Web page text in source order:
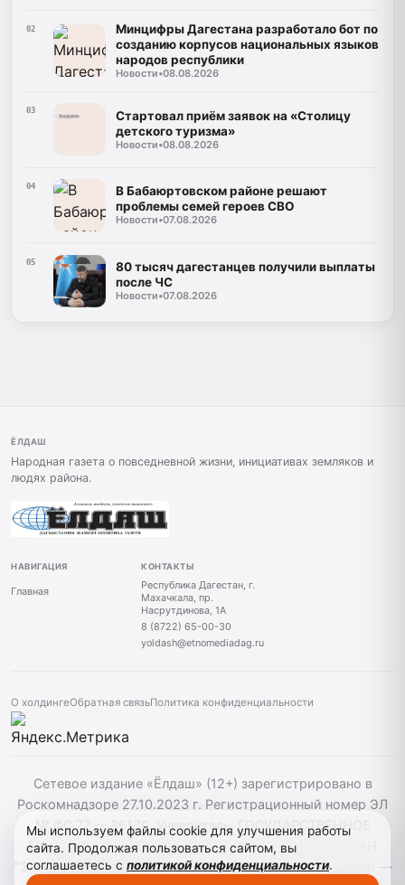
02
Минцифры Дагестана разработало бот по
созданию корпусов национальных языков
народов республики
Новости•08.08.2026
03
Стартовал приём заявок на «Столицу
детского туризма»
Новости•08.08.2026
04
В Бабаюртовском районе решают
проблемы семей героев СВО
Новости•07.08.2026
05
80 тысяч дагестанцев получили выплаты
после ЧС
Новости•07.08.2026
ЁЛДАШ
Народная газета о повседневной жизни, инициативах земляков и
людях района.
НАВИГАЦИЯ
Главная
КОНТАКТЫ
Республика Дагестан, г.
Махачкала, пр.
Насрутдинова, 1А
8 (8722) 65-00-30
yoldash@etnomediadag.ru
О холдингеОбратная связьПолитика конфиденциальности
Сетевое издание «Ёлдаш» (12+) зарегистрировано в
Роскомнадзоре 27.10.2023 г. Регистрационный номер ЭЛ
№ ФС 77 — 86130. Учредитель: ГОСУДАРСТВЕННОЕ
БЮДЖЕТНОЕ УЧРЕЖДЕНИЕ РЕСПУБЛИКИ ДАГЕСТАН
"ЭТНОМЕДИАХОЛДИНГ "ДАГЕСТАН" главный редактор —
Мы используем файлы cookie для улучшения работы
сайта. Продолжая пользоваться сайтом, вы
соглашаетесь с политикой конфиденциальности.